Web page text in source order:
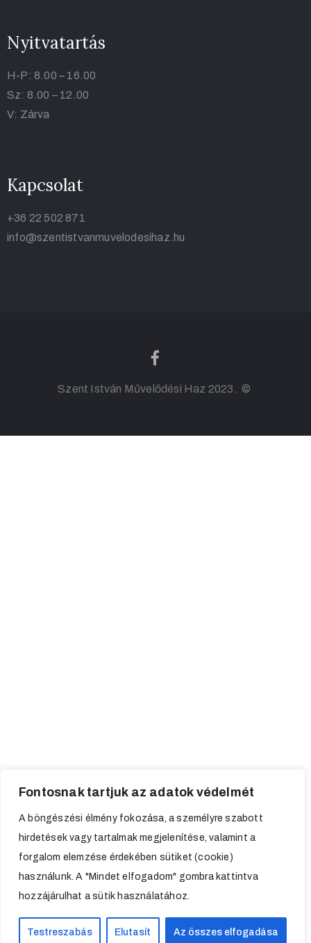
Fontosnak tartjuk az adatok védelmét
A böngészési élmény fokozása, a személyre szabott
hirdetések vagy tartalmak megjelenítése, valamint a
forgalom elemzése érdekében sütiket (cookie)
használunk. A "Mindet elfogadom" gombra kattintva
hozzájárulhat a sütik használatához.
Testreszabás Elutasít Az összes elfogadása
Nyitvatartás
H-P: 8.00 – 16.00
Sz: 8.00 – 12.00
V: Zárva
Kapcsolat
+36 22 502 871
info@szentistvanmuvelodesihaz.hu
Szent István Művelődési Haz 2023. ©